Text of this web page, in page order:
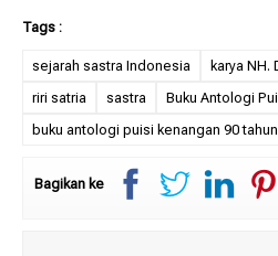
sejarah sastra Indonesia karya NH.
riri satria
sastra Buku Antologi
buku antologi puisi kenangan 90
Bagikan ke